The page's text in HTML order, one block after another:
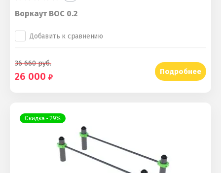
Воркаут ВОС 0.2
Добавить к сравнению
36 660руб.
26 000 Подробнее
Скидка - 29%